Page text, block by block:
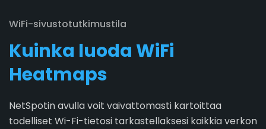
WiFi-sivustotutkimustila
Kuinka luoda WiFi
Heatmaps
NetSpotin avulla voit vaivattomasti kartoittaa
todelliset Wi-Fi-tietosi tarkastellaksesi kaikkia verkon